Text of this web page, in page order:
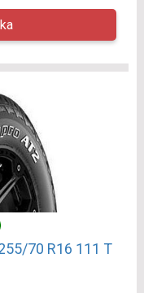
70 R16 111 T